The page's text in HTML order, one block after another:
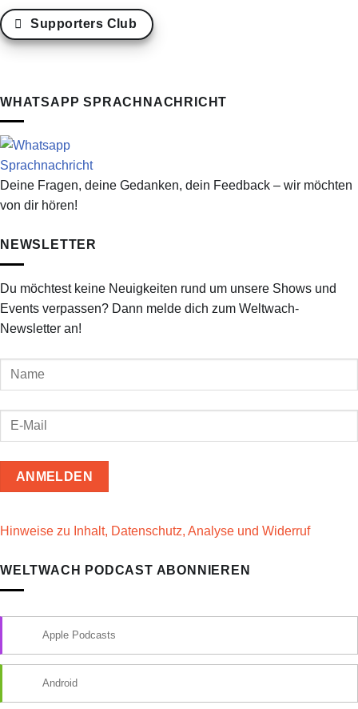
Supporters Club
WHATSAPP SPRACHNACHRICHT
Deine Fragen, deine Gedanken, dein Feedback – wir möchten
von dir hören!
NEWSLETTER
Du möchtest keine Neuigkeiten rund um unsere Shows und
Events verpassen? Dann melde dich zum Weltwach-
Newsletter an!
Hinweise zu Inhalt, Datenschutz, Analyse und Widerruf
WELTWACH PODCAST ABONNIEREN
Apple Podcasts
Android